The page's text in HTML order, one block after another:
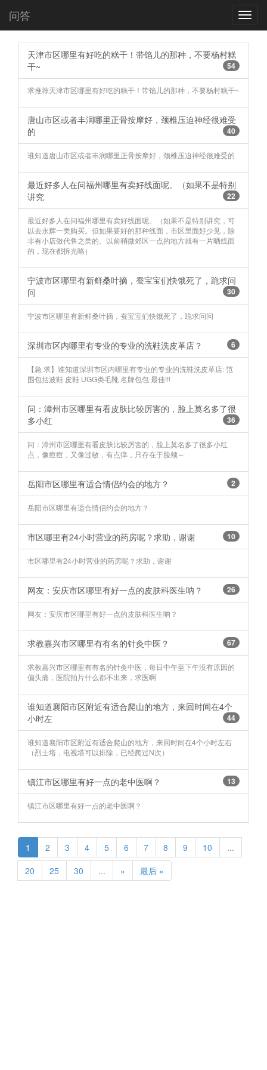
问答
天津市区哪里有好吃的糕干！带馅儿的那种，不要杨村糕
干~
54
求推荐天津市区哪里有好吃的糕干！带馅儿的那种，不要杨村糕干~
唐山市区或者丰润哪里正骨按摩好，颈椎压迫神经很难受
的
40
谁知道唐山市区或者丰润哪里正骨按摩好，颈椎压迫神经很难受的
最近好多人在问福州哪里有卖好线面呢。（如果不是特别
讲究
22
最近好多人在问福州哪里有卖好线面呢。（如果不是特别讲究，可
以去永辉一类购买。但如果要好的那种线面，市区里面好少见，除
非有小店做代售之类的。以前稍微郊区一点的地方就有一片晒线面
的，现在都拆光咯）
宁波市区哪里有新鲜桑叶摘，蚕宝宝们快饿死了，跪求问
问
30
宁波市区哪里有新鲜桑叶摘，蚕宝宝们快饿死了，跪求问问
深圳市区内哪里有专业的专业的洗鞋洗皮革店？ 6
【急 求】谁知道深圳市区内哪里有专业的专业的洗鞋洗皮革店: 范
围包括波鞋 皮鞋 UGG类毛靴 名牌包包 最佳!!!
问：漳州市区哪里有看皮肤比较厉害的，脸上莫名多了很
多小红
36
问：漳州市区哪里有看皮肤比较厉害的，脸上莫名多了很多小红
点，像痘痘，又像过敏，有点痒，只存在于脸颊～ ​​​​
岳阳市区哪里有适合情侣约会的地方？ 2
岳阳市区哪里有适合情侣约会的地方？
市区哪里有24小时营业的药房呢？求助，谢谢 10
市区哪里有24小时营业的药房呢？求助，谢谢
网友：安庆市区哪里有好一点的皮肤科医生呐？ 26
网友：安庆市区哪里有好一点的皮肤科医生呐？
求教嘉兴市区哪里有有名的针灸中医？ 67
求教嘉兴市区哪里有有名的针灸中医，每日中午至下午没有原因的
偏头痛，医院拍片什么都不出来，求医啊
谁知道襄阳市区附近有适合爬山的地方，来回时间在4个
小时左
44
谁知道襄阳市区附近有适合爬山的地方，来回时间在4个小时左右
（烈士塔，电视塔可以排除，已经爬过N次） ​​​​
镇江市区哪里有好一点的老中医啊？ ​​​​ 13
镇江市区哪里有好一点的老中医啊？ ​​​​
1 2 3 4 5 6 7 8 9 10
...
20
25 30 ... » 最后 »